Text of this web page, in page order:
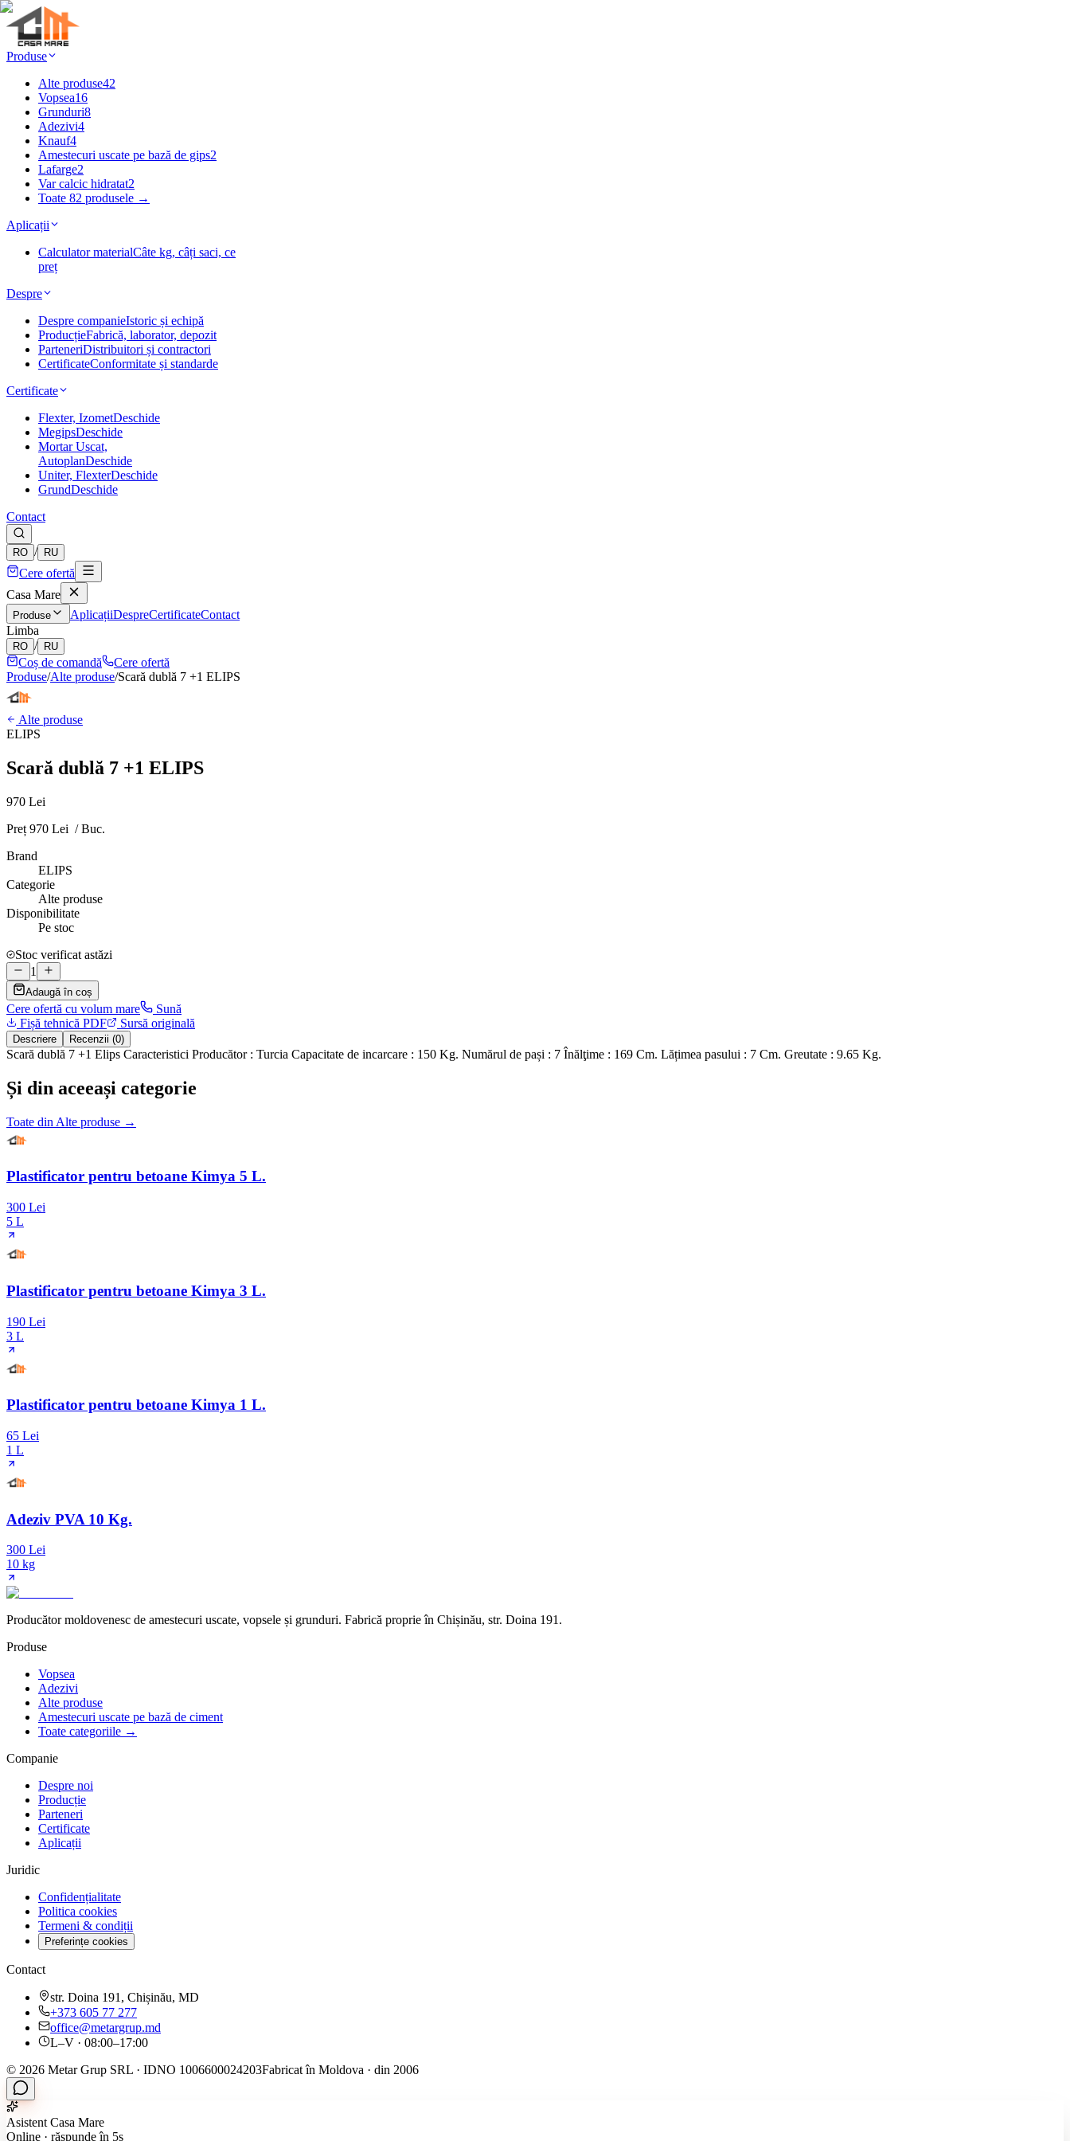
Produse
Alte produse42
Vopsea16
Grunduri8
Adezivi4
Knauf4
Amestecuri uscate pe bază de gips2
Lafarge2
Var calcic hidratat2
Toate 82 produsele →
Aplicații
Calculator materialCâte kg, câți saci, ce
preț
Despre
Despre companieIstoric și echipă
ProducțieFabrică, laborator, depozit
ParteneriDistribuitori și contractori
CertificateConformitate și standarde
Certificate
Flexter, IzometDeschide
MegipsDeschide
Mortar Uscat,
AutoplanDeschide
Uniter, FlexterDeschide
GrundDeschide
Contact
RO / RU
Cere ofertă
Casa Mare
Produse AplicațiiDespreCertificateContact
Limba
RO / RU
Coș de comandă
Cere ofertă
Produse/Alte produse/Scară dublă 7 +1 ELIPS
Alte produse
ELIPS
Scară dublă 7 +1 ELIPS
970 Lei
Preț 970 Lei / Buc.
Brand
ELIPS
Categorie
Alte produse
Disponibilitate
Pe stoc
Stoc verificat astăzi
1
Adaugă în coș
Cere ofertă cu volum mare
Sună
Fișă tehnică PDF
Sursă originală
Descriere Recenzii (0)
Scară dublă 7 +1 Elips Caracteristici Producător : Turcia Сapacitate de incarcare : 150 Kg. Numărul de pași : 7 Înălţime : 169 Cm. Lățimea pasului : 7 Cm. Greutate : 9.65 Kg.
Și din aceeași categorie
Toate din Alte produse →
Plastificator pentru betoane Kimya 5 L.
300 Lei
5 L
Plastificator pentru betoane Kimya 3 L.
190 Lei
3 L
Plastificator pentru betoane Kimya 1 L.
65 Lei
1 L
Adeziv PVA 10 Kg.
300 Lei
10 kg
Producător moldovenesc de amestecuri uscate, vopsele și grunduri. Fabrică proprie în Chișinău, str. Doina 191.
Produse
Vopsea
Adezivi
Alte produse
Amestecuri uscate pe bază de ciment
Toate categoriile →
Companie
Despre noi
Producție
Parteneri
Certificate
Aplicații
Juridic
Confidențialitate
Politica cookies
Termeni & condiții
Preferințe cookies
Contact
str. Doina 191, Chișinău, MD
+373 605 77 277
office@metargrup.md
L–V · 08:00–17:00
© 2026 Metar Grup SRL · IDNO 1006600024203Fabricat în Moldova · din 2006
Asistent Casa Mare
Online · răspunde în 5s